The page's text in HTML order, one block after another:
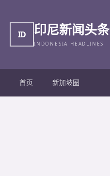
ID 印尼新闻头条
INDONESIA HEADLINES
首页 新加坡圈